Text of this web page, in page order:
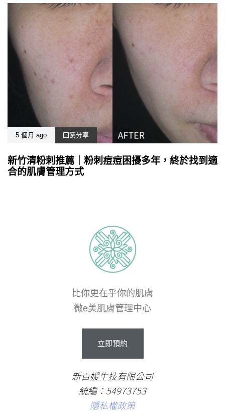
5 個月 ago 回饋分享
新竹清粉刺推薦｜粉刺痘痘困擾多年，終於找到適
合的肌膚管理方式
比你更在乎你的肌膚
微e美肌膚管理中心
立即預約
新百媛生技有限公司
統編：54973753
隱私權政策